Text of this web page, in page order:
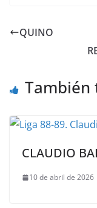
QUINO
También
CLAUDIO
10 de abril de 2026